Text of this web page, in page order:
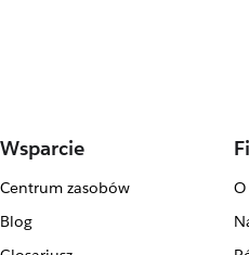
Wsparcie
Centrum zasobów
Blog